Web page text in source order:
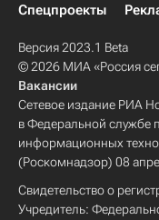
Спецпроекты
Версия 2023.1 Beta
© 2026 МИА «Россия
Вакансии
Сетевое издание РИА
в Федеральной службе
информационных
(Роскомнадзор) 08
Свидетельство о
Учредитель: